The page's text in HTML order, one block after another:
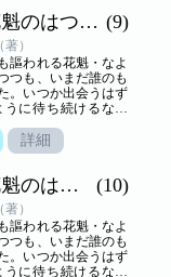
十六夜綺譚～吉原花魁のはつ恋～ 分冊版 (9)
）
謳われる花魁・なよ
つも、いまだ誰のも
。いつか出会うはず
に待ち続けるなよ
た“初めての恋”を
詳細
十六夜綺譚～吉原花魁のはつ恋～ 分冊版 (10)
）
謳われる花魁・なよ
つも、いまだ誰のも
。いつか出会うはず
に待ち続けるなよ